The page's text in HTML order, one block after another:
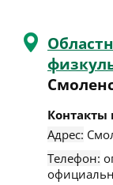
Контакты
Адрес:
Телефон: